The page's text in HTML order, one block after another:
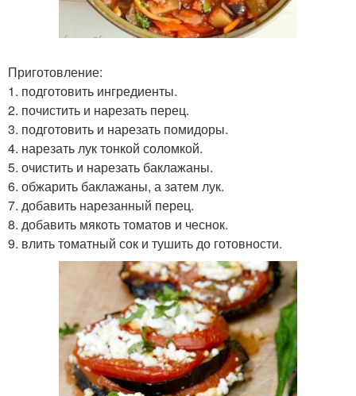
Приготовление:
1. подготовить ингредиенты.
2. почистить и нарезать перец.
3. подготовить и нарезать помидоры.
4. нарезать лук тонкой соломкой.
5. очистить и нарезать баклажаны.
6. обжарить баклажаны, а затем лук.
7. добавить нарезанный перец.
8. добавить мякоть томатов и чеснок.
9. влить томатный сок и тушить до готовности.